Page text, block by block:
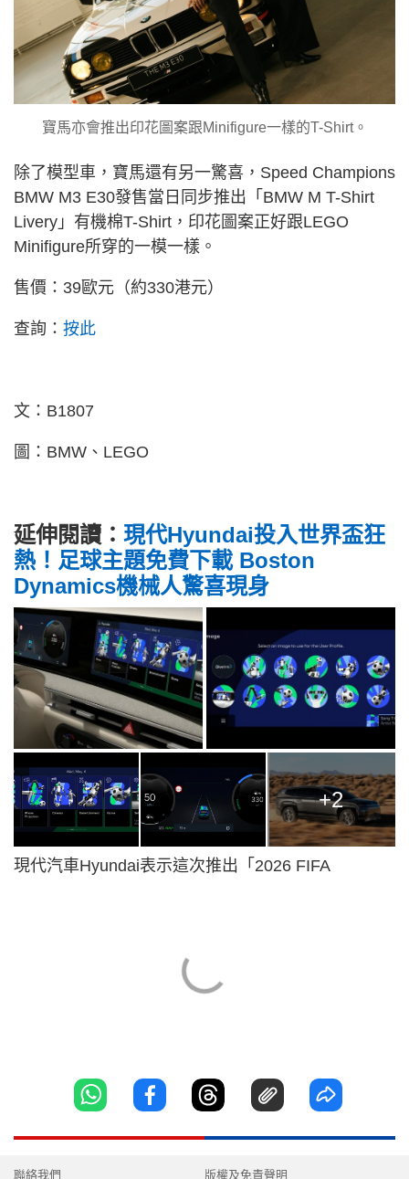
寶馬亦會推出印花圖案跟Minifigure一樣的T-Shirt。
除了模型車，寶馬還有另一驚喜，Speed Champions
BMW M3 E30發售當日同步推出「BMW M T-Shirt
Livery」有機棉T-Shirt，印花圖案正好跟LEGO
Minifigure所穿的一模一樣。
售價：39歐元（約330港元）
查詢： 按此
文：B1807
圖：BMW、LEGO
延伸閱讀： 現代Hyundai投入世界盃狂
熱！足球主題免費下載 Boston
Dynamics機械人驚喜現身
+2
現代汽車Hyundai表示這次推出「2026 FIFA
聯絡我們 版權及免責聲明